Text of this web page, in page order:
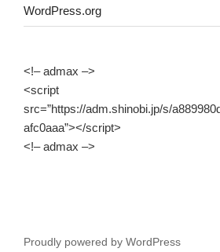
WordPress.org
<!– admax –>
<script
src=”https://adm.shinobi.jp/s/
afc0aaa”></script>
<!– admax –>
Proudly powered by WordPress